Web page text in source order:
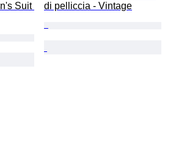
Suit
di pelliccia - Vintage